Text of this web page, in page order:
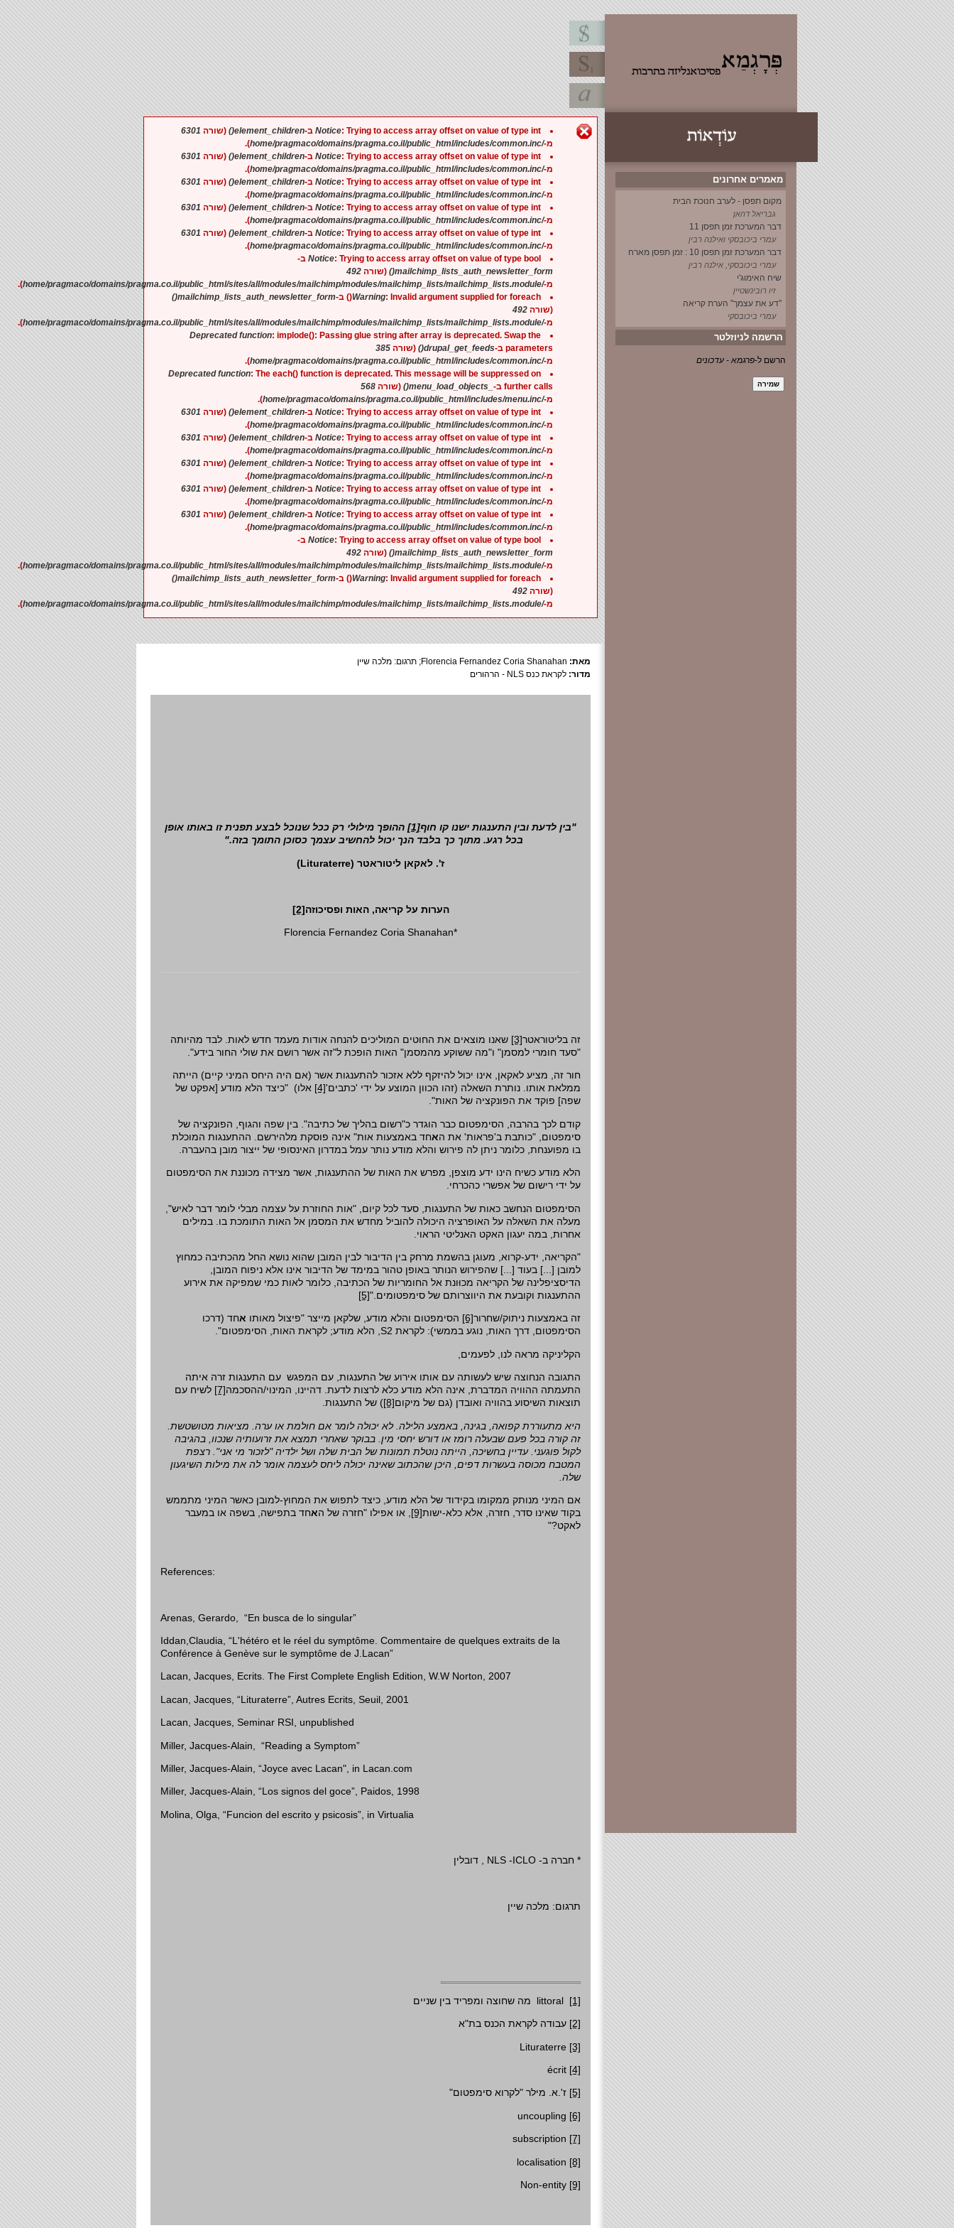
מאמרים אחרונים
מקום תפסן - לערב חנוכת הבית
גבריאל דהאן
דבר המערכת זמן תפסן 11
עמרי ביכובסקי ואילנה רבין
דבר המערכת זמן תפסן 10 : זמן תפסן מארח
עמרי ביכובסקי, אילנה רבין
שיח האימוג'י
זיו רובינשטיין
"דע את עצמך" הערת קריאה
עמרי ביכובסקי
הרשמה לניוזלטר
הרשם ל-פרגמא - עדכונים
הודעת שגיאה Notice: Trying to access array offset on value of type int ב- element_children() (שורה 6301
מ-/home/pragmaco/domains/pragma.co.il/public_html/includes/common.inc
).
Notice: Trying to access array offset on value of type int ב- element_children() (שורה 6301
מ-/home/pragmaco/domains/pragma.co.il/public_html/includes/common.inc
).
Notice: Trying to access array offset on value of type int ב- element_children() (שורה 6301
מ-/home/pragmaco/domains/pragma.co.il/public_html/includes/common.inc
).
Notice: Trying to access array offset on value of type int ב- element_children() (שורה 6301
מ-/home/pragmaco/domains/pragma.co.il/public_html/includes/common.inc
).
Notice: Trying to access array offset on value of type int ב- element_children() (שורה 6301
מ-/home/pragmaco/domains/pragma.co.il/public_html/includes/common.inc
).
Notice: Trying to access array offset on value of type bool ב-
mailchimp_lists_auth_newsletter_form()
(שורה 492
מ-/home/pragmaco/domains/pragma.co.il/public_html/sites/all/modules/mailchimp/modules/mailchimp_lists/mailchimp_lists.module
).
Warning: Invalid argument supplied for foreach() ב-
mailchimp_lists_auth_newsletter_form()
(שורה 492
מ-/home/pragmaco/domains/pragma.co.il/public_html/sites/all/modules/mailchimp/modules/mailchimp_lists/mailchimp_lists.module
).
Deprecated function: implode(): Passing glue string after array is deprecated. Swap the
parameters ב-
drupal_get_feeds() (שורה 385
מ-/home/pragmaco/domains/pragma.co.il/public_html/includes/common.inc
).
Deprecated function: The each() function is deprecated. This message will be suppressed on
further calls ב-
(שורה 568
מ-/home/pragmaco/domains/pragma.co.il/public_html/includes/menu.inc
).
Notice: Trying to access array offset on value of type int ב- element_children() (שורה 6301
מ-/home/pragmaco/domains/pragma.co.il/public_html/includes/common.inc
).
Notice: Trying to access array offset on value of type int ב- element_children() (שורה 6301
מ-/home/pragmaco/domains/pragma.co.il/public_html/includes/common.inc
).
Notice: Trying to access array offset on value of type int ב- element_children() (שורה 6301
מ-/home/pragmaco/domains/pragma.co.il/public_html/includes/common.inc
).
Notice: Trying to access array offset on value of type int ב- element_children() (שורה 6301
מ-/home/pragmaco/domains/pragma.co.il/public_html/includes/common.inc
).
Notice: Trying to access array offset on value of type int ב- element_children() (שורה 6301
מ-/home/pragmaco/domains/pragma.co.il/public_html/includes/common.inc
).
Notice: Trying to access array offset on value of type bool ב-
mailchimp_lists_auth_newsletter_form()
(שורה 492
מ-/home/pragmaco/domains/pragma.co.il/public_html/sites/all/modules/mailchimp/modules/mailchimp_lists/mailchimp_lists.module
).
Warning: Invalid argument supplied for foreach() ב-
mailchimp_lists_auth_newsletter_form()
(שורה 492
מ-/home/pragmaco/domains/pragma.co.il/public_html/sites/all/modules/mailchimp/modules/mailchimp_lists/mailchimp_lists.module
).
מאת: Florencia Fernandez Coria Shanahan; תרגום: מלכה שיין
מדור: לקראת כנס NLS - הרהורים
"בין לדעת ובין התענגות ישנו קו חוף[1] ההופך מילולי רק ככל שנוכל לבצע תפנית זו באותו אופן
בכל רגע. מתוך כך בלבד הנך יכול להחשיב עצמך כסוכן התומך בזה."
ז'. לאקאן ליטוראטר (Lituraterre
)
הערות על קריאה, האות ופסיכוזה[2]
Florencia Fernandez Coria Shanahan*
זה בליטוראטר[3] שאנו מוצאים את החוטים המוליכים להנחה אודות מעמד חדש לאות. לבד מהיותה
"סעד חומרי למסמן" ו"מה ששוקע מהמסמן" האות הופכת ל"זה אשר רושם את שולי החור בידע".
חור זה, מציע לאקאן, אינו יכול להיזקף ללא אזכור להתענגות אשר (אם היה היחס המיני קיים) הייתה
ממלאת אותו. נותרת השאלה (זהו הכוון המוצע על ידי 'כתבים'[4] אלו) "כיצד הלא מודע [אפקט של
שפה] פוקד את הפונקציה של האות".
קודם לכך בהרבה, הסימפטום כבר הוגדר כ"רשום בהליך של כתיבה". בין שפה והגוף, הפונקציה של
סימפטום, "כותבת ב'פראות' את האחד באמצעות אות" אינה פוסקת מלהירשם. ההתענגות המוכלת
בו מפוענחת, כלומר ניתן לה פירוש והלא מודע נותר עמל במדרון האינסופי של ייצור מובן בהעברה.
הלא מודע כשיח הינו ידע מוצפן, מפרש את האות של ההתענגות, אשר מצידה מכוננת את הסימפטום
על ידי רישום של אפשרי כהכרחי.
הסימפטום הנחשב כאות של התענגות, סעד לכל קיום, "אות החוזרת על עצמה מבלי לומר דבר לאיש",
מעלה את השאלה על האופרציה היכולה להוביל מחדש את המסמן אל האות התומכת בו. במילים
אחרות, במה יעגון האקט האנליטי הראוי.
"הקריאה, ידע-קרוא, מעוגן בהשמת מרחק בין הדיבור לבין המובן שהוא נושא החל מהכתיבה כמחוץ
למובן [...] בעוד [...] שהפירוש הנותר באופן טהור במימד של הדיבור אינו אלא ניפוח המובן,
הדיסציפלינה של הקריאה מכוּונת אל החומריות של הכתיבה, כלומר לאות כמי שמפיקה את אירוע
ההתענגות וקובעת את היווצרותם של סימפטומים."[5]
זה באמצעות ניתוק/שחרור[6] הסימפטום והלא מודע, שלקאן מייצר "פיצול מאותו אחד (דרכו
הסימפטום, דרך האות, נוגע בממשי): לקראת 2
S, הלא מודע; לקראת האות, הסימפטום".
הקליניקה מראה לנו, לפעמים,
התגובה הנחוצה שיש לעשותה עם אותו אירוע של התענגות, עם המפגש עם התענגות זרה איתה
התעמתה ההוויה המדברת, אינה הלא מודע כלא לרצות לדעת. דהיינו, המינוי/ההסכמה[7] לשיח עם
תוצאות השיסוע בהוויה ואובדן (גם של מיקום[8]) של התענגות.
היא מתעוררת קפואה, בגינה, באמצע הלילה. לא יכולה לומר אם חולמת או ערה. מציאות מטושטשת.
זה קורה בכל פעם שבעלה רומז או דורש יחסי מין. בבוקר שאחרי תמצא את זרועותיה שנכוו, בהגיבה
לקול פוגעני. עדיין בחשיכה, הייתה נוטלת תמונות של הבית שלה ושל ילדיה "לזכור מי אני". רצפת
המטבח מכוסה בעשרות דפים, היכן שהכתוב שאינה יכולה ליחס לעצמה אומר לה את מילות השיגעון
שלה.
אם המיני מנותק ממקומו בקידוד של הלא מודע, כיצד לתפוש את המחוץ-למובן כאשר המיני מתממש
בקוד שאינו סדר, חזרה, אלא כלא-ישות[9] , או אפילו "חזרה של האחד בתפישה, בשפה או במעבר
לאקט?"
References:
Arenas, Gerardo, “En busca de lo singular”
Iddan,Claudia, “L'hétéro et le réel du symptôme. Commentaire de quelques extraits de la
Conférence à Genève sur le symptôme de J.Lacan”
Lacan, Jacques, Ecrits. The First Complete English Edition, W.W Norton, 2007
Lacan, Jacques, “Lituraterre”, Autres Ecrits, Seuil, 2001
Lacan, Jacques, Seminar RSI, unpublished
Miller, Jacques-Alain, “Reading a Symptom”
Miller, Jacques-Alain, “Joyce avec Lacan", in Lacan.com
Miller, Jacques-Alain, “Los signos del goce”, Paidos, 1998
Molina, Olga, “Funcion del escrito y psicosis”, in Virtualia
* חברה ב-ICLO
-
NLS , דובלין
תרגום: מלכה שיין
[1]
littoral מה שחוצה ומפריד בין שניים
[2] עבודה לקראת הכנס בת"א
[3]
Lituraterre
[4]
écrit
[5] ז'.א. מילר "לקרוא סימפטום"
[6]
uncoupling
[7]
subscription
[8]
localisation
[9]
Non-entity